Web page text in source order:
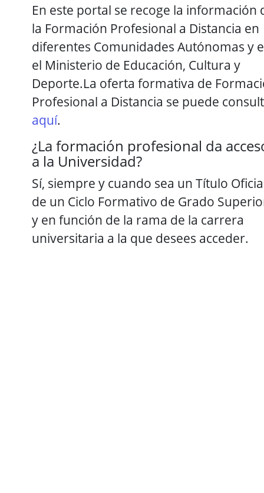
En este portal se recoge la información
la Formación Profesional a Distancia en
diferentes Comunidades Autónomas y
el Ministerio de Educación, Cultura y
Deporte.La oferta formativa de
Profesional a Distancia se puede
aquí.
¿La formación profesional da
a la Universidad?
Sí, siempre y cuando sea un Título
de un Ciclo Formativo de Grado
y en función de la rama de la carrera
universitaria a la que desees acceder.